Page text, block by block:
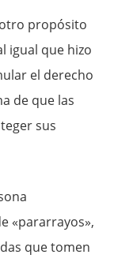
propósito
igual que hizo
el derecho
de que las
sus
«pararrayos»,
que tomen